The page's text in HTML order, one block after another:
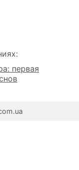
первая